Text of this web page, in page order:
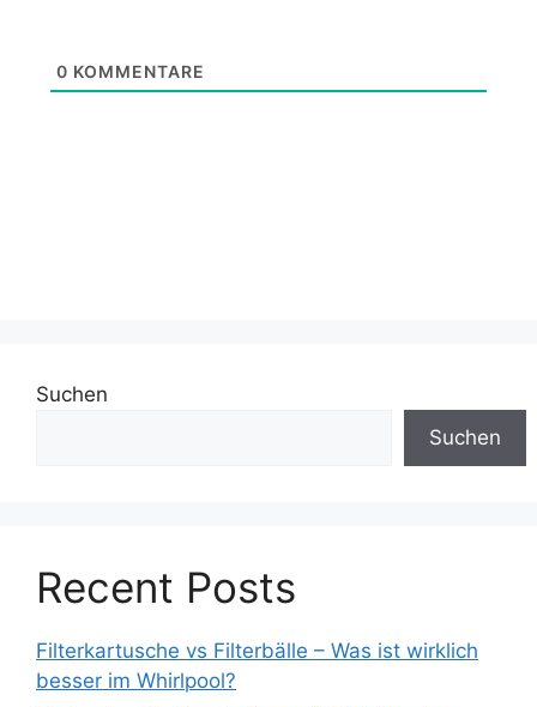
0 KOMMENTARE
Suchen
Suchen
Recent Posts
Filterkartusche vs Filterbälle – Was ist wirklich
besser im Whirlpool?